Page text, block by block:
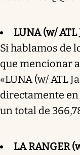
LUNA (w/ ATL
Si hablamos de
que mencionar
«LUNA (w/ ATL
directamente en
un total de
LA RANGER